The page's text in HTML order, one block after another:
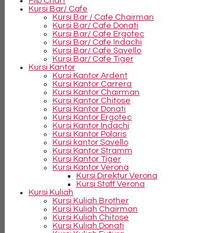
Kursi Bar/ Cafe
Kursi Bar / Cafe Chairman
Kursi Bar/ Cafe Donati
Kursi Bar/ Cafe Ergotec
Kursi Bar/ Cafe Indachi
Kursi Bar/ Cafe Savello
Kursi Bar/ Cafe Tiger
Kursi Kantor
Kursi Kantor Ardent
Kursi Kantor Carrera
Kursi Kantor Chairman
Kursi Kantor Chitose
Kursi Kantor Donati
Kursi Kantor Ergotec
Kursi Kantor Indachi
Kursi Kantor Polaris
Kursi kantor Savello
Kursi Kantor Stramm
Kursi Kantor Tiger
Kursi Kantor Verona
Kursi Direktur Verona
Kursi Staff Verona
Kursi Kuliah
Kursi Kuliah Brother
Kursi Kuliah Chairman
Kursi Kuliah Chitose
Kursi Kuliah Donati